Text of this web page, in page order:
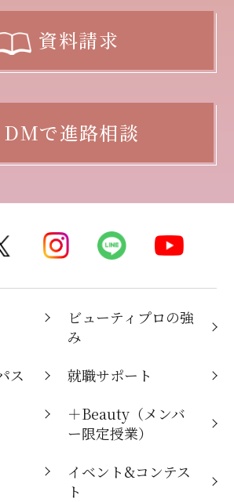
資料請求
DMで進路相談
ビューティプロの強
み
ス
就職サポート
＋Beauty（メンバ
ー限定授業）
イベント&コンテス
ト